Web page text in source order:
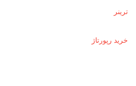
ترينر
خرید رپورتاژ